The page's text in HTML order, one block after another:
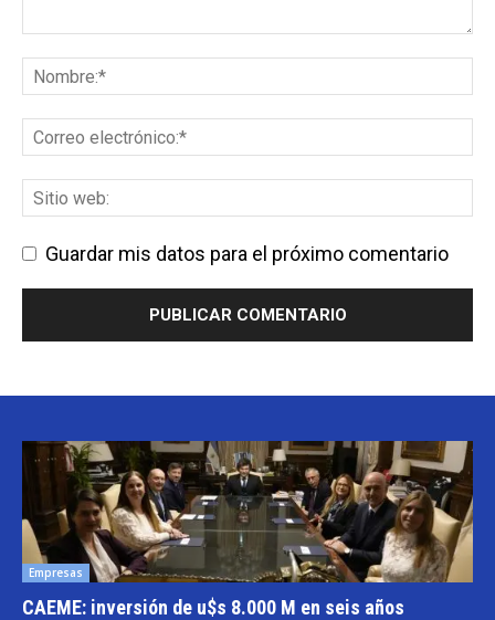
Guardar mis datos para el próximo comentario
Empresas
CAEME: inversión de u$s 8.000 M en seis años